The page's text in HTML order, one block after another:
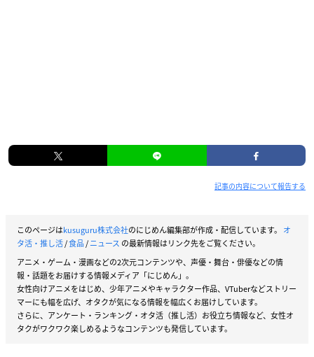
記事の内容について報告する
このページはkusuguru株式会社のにじめん編集部が作成・配信しています。 オ
タ活・推し活/食品/ニュース の最新情報はリンク先をご覧ください。
アニメ・ゲーム・漫画などの2次元コンテンツや、声優・舞台・俳優などの情
報・話題をお届けする情報メディア「にじめん」。
女性向けアニメをはじめ、少年アニメやキャラクター作品、VTuberなどストリー
マーにも幅を広げ、オタクが気になる情報を幅広くお届けしています。
さらに、アンケート・ランキング・オタ活（推し活）お役立ち情報など、女性オ
タクがワクワク楽しめるようなコンテンツも発信しています。